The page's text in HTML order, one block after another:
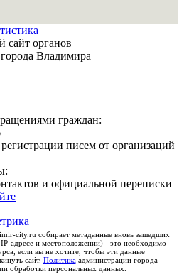
органов
Владимира
граждан:
писем от организаций
и официальной переписки
city.ru собирает метаданные вновь зашедших
адресе и местоположении) - это необходимо
если вы не хотите, чтобы эти данные
сайт. Политикаадминистрации города
обработки персональных данных.